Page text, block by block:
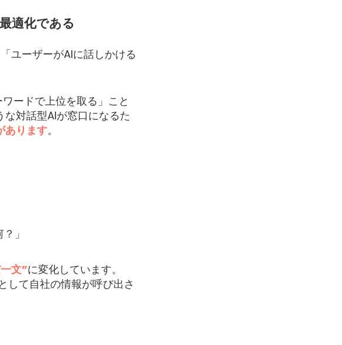
適化である
ユーザーがAIに話しかける
ードで上位を取る」こと
対話型AIが窓口になるた
あります。
」
文”に変化しています。
して自社の情報が呼び出さ